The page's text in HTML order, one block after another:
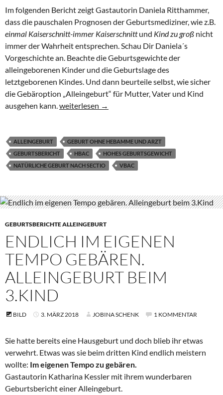
Im folgenden Bericht zeigt Gastautorin Daniela Ritthammer,
dass die pauschalen Prognosen der Geburtsmediziner, wie z.B.
einmal Kaiserschnitt-immer Kaiserschnittund Kind zu groß nicht
immer der Wahrheit entsprechen. Schau Dir Daniela´s
Vorgeschichte an. Beachte die Geburtsgewichte der
alleingeborenen Kinder und die Geburtslage des
letztgeborenen Kindes. Und dann beurteile selbst, wie sicher
die Gebäroption „Alleingeburt“ für Mutter, Vater und Kind
ausgehen kann.Unser Baby empfangen wir in Liebe und
weiterlesen →
ALLEINGEBURT
GEBURT OHNE HEBAMME UND ARZT
GEBURTSBERICHT
HBAC
HOHES GEBURTSGEWICHT
NATÜRLICHE GEBURT NACH SECTIO
VBAC
GEBURTSBERICHTE ALLEINGEBURT
ENDLICH IM EIGENEN
TEMPO GEBÄREN.
ALLEINGEBURT BEIM
3.KIND
BILD 3. MÄRZ 2018 JOBINA SCHENK 1 KOMMENTAR
Sie hatte bereits eine Hausgeburt und doch blieb ihr etwas
verwehrt. Etwas was sie beim dritten Kind endlich meistern
wollte: Im eigenen Tempo zu gebären.
Gastautorin Katharina Kessler mit ihrem wunderbaren
Geburtsbericht einer Alleingeburt.